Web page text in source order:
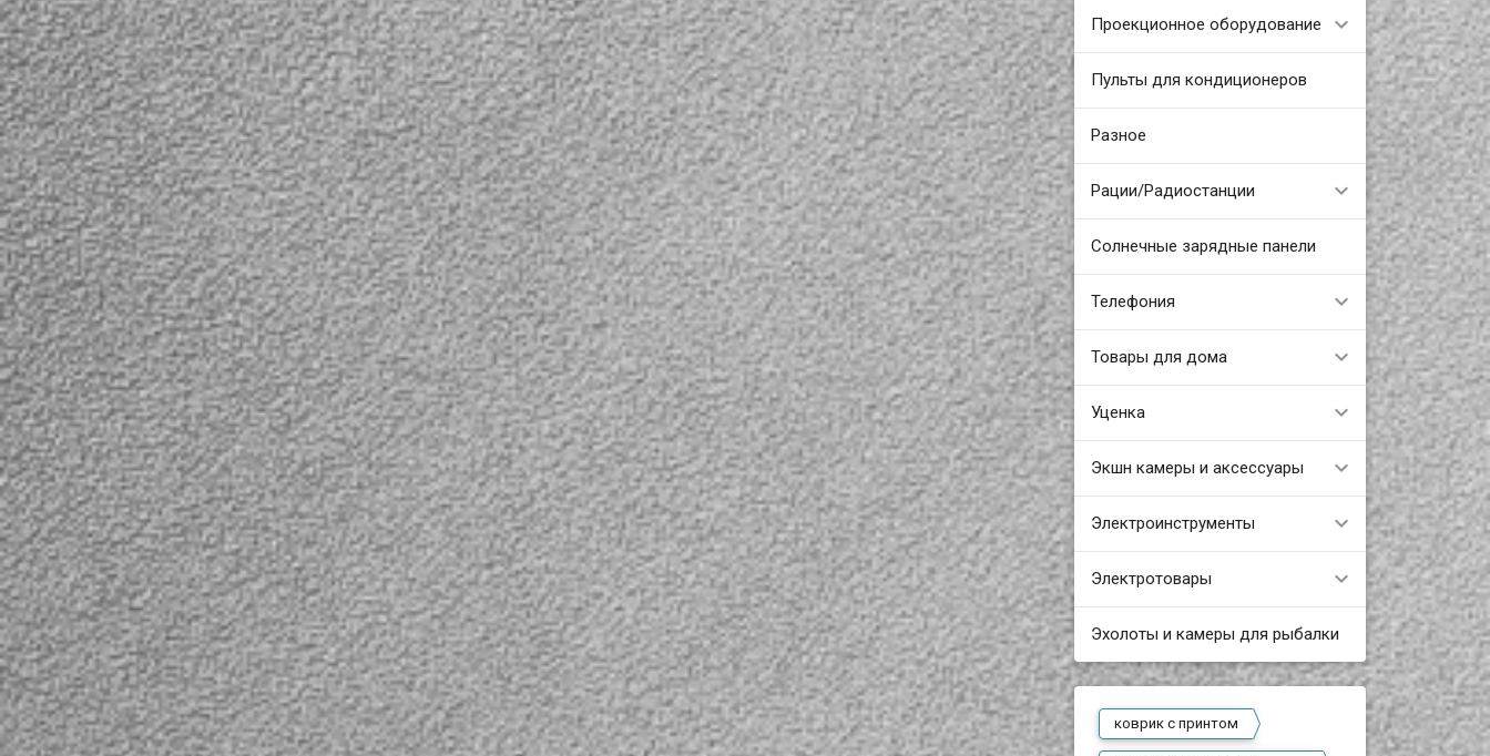
Проекционное оборудование
Пульты для кондиционеров
Разное
Рации/Радиостанции
Солнечные зарядные панели
Телефония
Товары для дома
Уценка
Экшн камеры и аксессуары
Электроинструменты
Электротовары
Эхолоты и камеры для рыбалки
коврик с принтом